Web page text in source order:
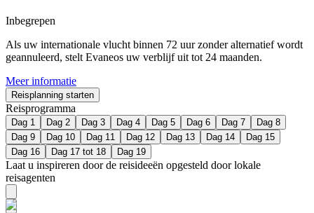
Inbegrepen
Als uw internationale vlucht binnen 72 uur zonder alternatief wordt
geannuleerd, stelt Evaneos uw verblijf uit tot 24 maanden.
Meer informatie
Reisplanning starten
Reisprogramma
Dag 1 Dag 2 Dag 3 Dag 4 Dag 5 Dag 6 Dag 7
Dag 8
Dag 9
Dag 10 Dag 11 Dag 12 Dag 13 Dag 14
Dag 15
Dag 16
Dag 17 tot 18 Dag 19
Laat u inspireren door de reisideeën opgesteld door lokale
reisagenten